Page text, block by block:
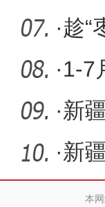
增长
·趁“
丰收
·1-7
万
·新
触”
·新
隔本